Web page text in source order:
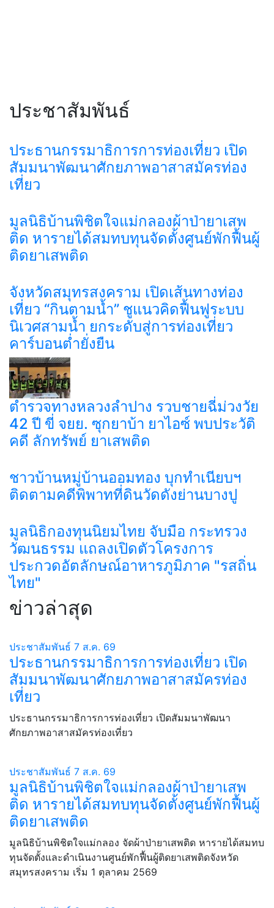
ประชาสัมพันธ์
ประธานกรรมาธิการการท่องเที่ยว เปิด
สัมมนาพัฒนาศักยภาพอาสาสมัครท่อง
เที่ยว
มูลนิธิบ้านพิชิตใจแม่กลองผ้าป่ายาเสพ
ติด หารายได้สมทบทุนจัดตั้งศูนย์พักฟื้นผู้
ติดยาเสพติด
จังหวัดสมุทรสงคราม เปิดเส้นทางท่อง
เที่ยว “กินตามน้ำ” ชูแนวคิดฟื้นฟูระบบ
นิเวศสามน้ำ ยกระดับสู่การท่องเที่ยว
คาร์บอนต่ำยั่งยืน
ตำรวจทางหลวงลำปาง รวบชายฉี่ม่วงวัย
42 ปี ขี่ จยย. ซุกยาบ้า ยาไอซ์ พบประวัติ
คดี ลักทรัพย์ ยาเสพติด
ชาวบ้านหมู่บ้านออมทอง บุกทำเนียบฯ
ติดตามคดีพิพาทที่ดินวัดดังย่านบางปู
มูลนิธิกองทุนนิยมไทย จับมือ กระทรวง
วัฒนธรรม แถลงเปิดตัวโครงการ
ประกวดอัตลักษณ์อาหารภูมิภาค "รสถิ่น
ไทย"
ข่าวล่าสุด
ประชาสัมพันธ์ 7 ส.ค. 69
ประธานกรรมาธิการการท่องเที่ยว เปิด
สัมมนาพัฒนาศักยภาพอาสาสมัครท่อง
เที่ยว
ประธานกรรมาธิการการท่องเที่ยว เปิดสัมมนาพัฒนา
ศักยภาพอาสาสมัครท่องเที่ยว
ประชาสัมพันธ์ 7 ส.ค. 69
มูลนิธิบ้านพิชิตใจแม่กลองผ้าป่ายาเสพ
ติด หารายได้สมทบทุนจัดตั้งศูนย์พักฟื้นผู้
ติดยาเสพติด
มูลนิธิบ้านพิชิตใจแม่กลอง จัดผ้าป่ายาเสพติด หารายได้สมทบ
ทุนจัดตั้งและดำเนินงานศูนย์พักฟื้นผู้ติดยาเสพติดจังหวัด
สมุทรสงคราม เริ่ม 1 ตุลาคม 2569